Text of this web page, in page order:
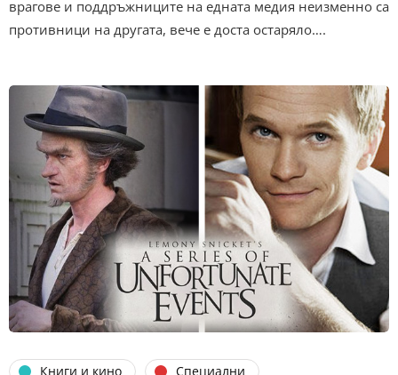
врагове и поддръжниците на едната медия неизменно са
противници на другата, вече е доста остаряло….
Книги и кино Специални